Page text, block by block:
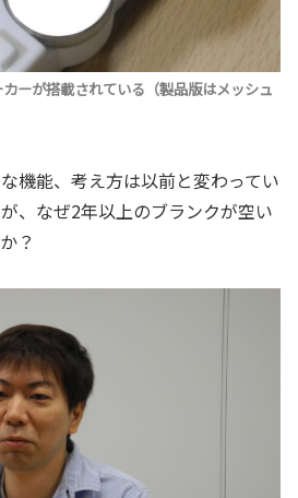
ーが搭載されている（製品版はメッシュ
機能、考え方は以前と変わってい
、なぜ2年以上のブランクが空い
？